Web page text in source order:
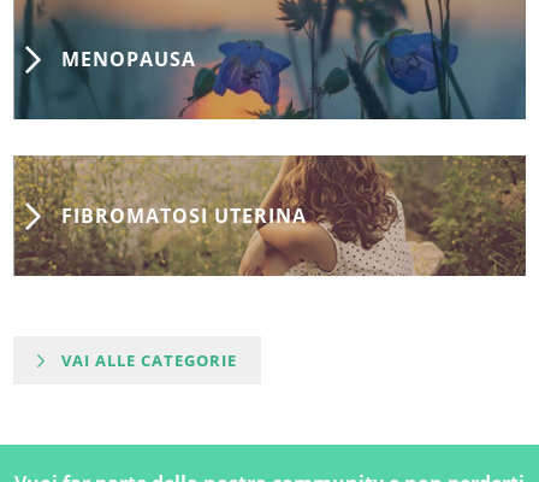
MENOPAUSA
FIBROMATOSI UTERINA
VAI ALLE CATEGORIE